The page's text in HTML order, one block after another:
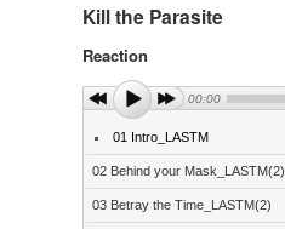
Kill the Parasite
Reaction
00:00
01 Intro_LASTM
02 Behind your Mask_LASTM(2)
03 Betray the Time_LASTM(2)